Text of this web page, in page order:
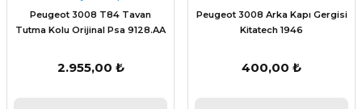
Peugeot 3008 T84 Tavan
Tutma Kolu Orijinal Psa 9128.AA
2.955,00 ₺
Peugeot 3008 Arka Kapı Gergisi
Kitatech 1946
400,00 ₺